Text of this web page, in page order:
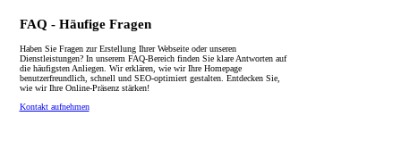
FAQ - Häufige Fragen
Haben Sie Fragen zur Erstellung Ihrer Webseite oder unseren
Dienstleistungen? In unserem FAQ-Bereich finden Sie klare Antworten auf
die häufigsten Anliegen. Wir erklären, wie wir Ihre Homepage
benutzerfreundlich, schnell und SEO-optimiert gestalten. Entdecken Sie,
wie wir Ihre Online-Präsenz stärken!
Kontakt aufnehmen